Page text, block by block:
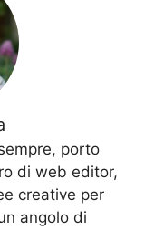
porto
di web editor,
creative per
angolo di